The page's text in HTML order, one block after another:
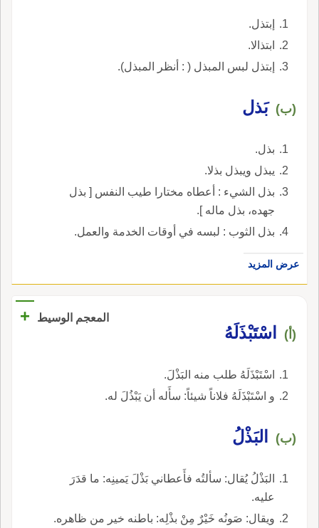
إبتذل.
ابتذالا.
إبتذل لبس المبذل ( : أنظر المبذل).
(ب) بَذل
بذل.
يبذل ويبذل بذلا.
بذل الشيء : أعطاه مختارا طيب النفس [ بذل
جهده، بذل ماله ].
بذل الثوب : لبسه في أوقات الخدمة والعمل.
عرض المزيد
المعجم الوسيط +
(أ) اسْتَبْذَلَهُ
اسْتَبْذَلَهُ طلب منه البَذْلَ.
و اسْتَبْذَلَهُ فلاناً شيئاً: سأَله أن يَبْذُلَ له.
(ب) البَذْلُ
البَذْلُ يُقال: سألتُه فأَعطاني بَذْلَ يَمينِه: ما قدَرَ
عليه.
ويقال: صَونُه خَيْرٌ مِنْ بذْلِه: باطنه خير من ظاهره.